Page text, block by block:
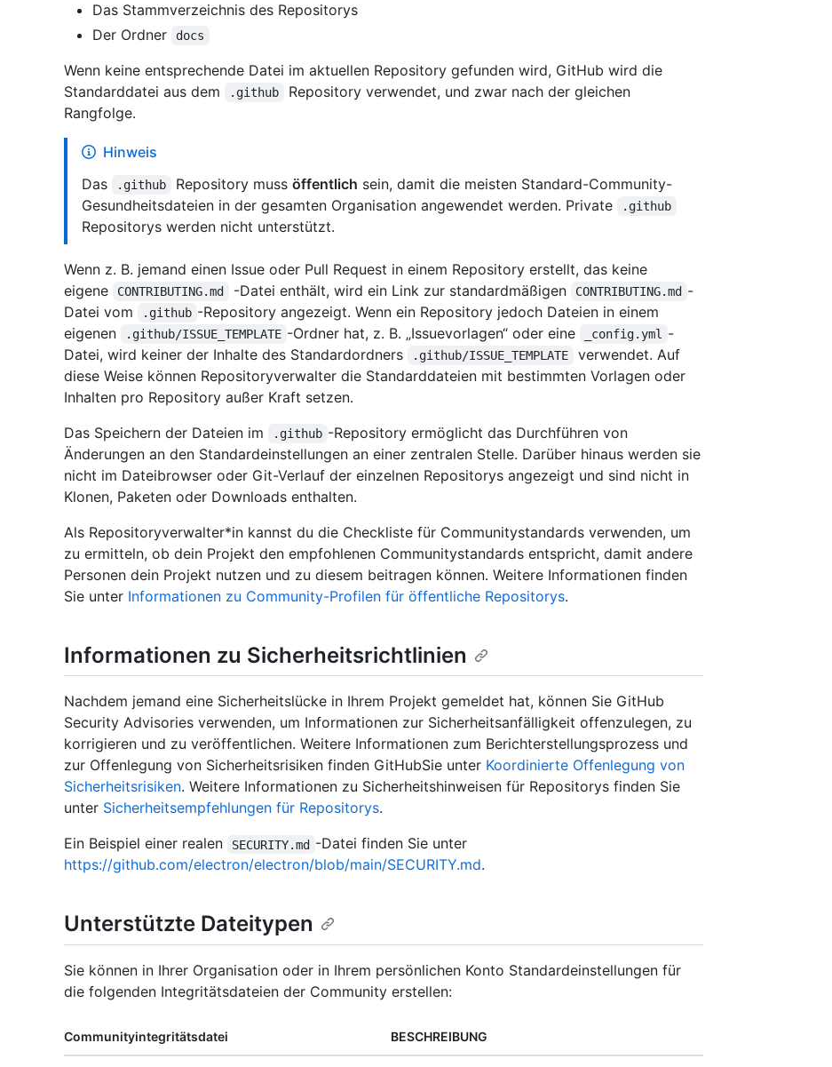
Das Stammverzeichnis des Repositorys
Der Ordner
docs
Wenn keine entsprechende Datei im aktuellen Repository gefunden wird, GitHub wird die
Standarddatei aus dem
.github
Repository verwendet, und zwar nach der gleichen
Rangfolge.
Hinweis
Das
.github Repository muss öffentlich sein, damit die meisten Standard-Community-
Gesundheitsdateien in der gesamten Organisation angewendet werden. Private
.github
Repositorys werden nicht unterstützt.
Wenn z. B. jemand einen Issue oder Pull Request in einem Repository erstellt, das keine
eigene
CONTRIBUTING.md -Datei enthält, wird ein Link zur standardmäßigen CONTRIBUTING.md -
Datei vom
.github -Repository angezeigt. Wenn ein Repository jedoch Dateien in einem
eigenen
.github/ISSUE_TEMPLATE -Ordner hat, z. B. „Issuevorlagen“ oder eine _config.yml
-
Datei, wird keiner der Inhalte des Standardordners
.github/ISSUE_TEMPLATE
verwendet. Auf
diese Weise können Repositoryverwalter die Standarddateien mit bestimmten Vorlagen oder
Inhalten pro Repository außer Kraft setzen.
Das Speichern der Dateien im
.github -Repository ermöglicht das Durchführen von
Änderungen an den Standardeinstellungen an einer zentralen Stelle. Darüber hinaus werden sie
nicht im Dateibrowser oder Git-Verlauf der einzelnen Repositorys angezeigt und sind nicht in
Klonen, Paketen oder Downloads enthalten.
Als Repositoryverwalter*in kannst du die Checkliste für Communitystandards verwenden, um
zu ermitteln, ob dein Projekt den empfohlenen Communitystandards entspricht, damit andere
Personen dein Projekt nutzen und zu diesem beitragen können. Weitere Informationen finden
Sie unter Informationen zu Community-Profilen für öffentliche Repositorys.
Informationen zu Sicherheitsrichtlinien
Nachdem jemand eine Sicherheitslücke in Ihrem Projekt gemeldet hat, können Sie GitHub
Security Advisories verwenden, um Informationen zur Sicherheitsanfälligkeit offenzulegen, zu
korrigieren und zu veröffentlichen. Weitere Informationen zum Berichterstellungsprozess und
zur Offenlegung von Sicherheitsrisiken finden GitHubSie unter Koordinierte Offenlegung von
Sicherheitsrisiken. Weitere Informationen zu Sicherheitshinweisen für Repositorys finden Sie
unter Sicherheitsempfehlungen für Repositorys.
Ein Beispiel einer realen
SECURITY.md -Datei finden Sie unter
https://github.com/electron/electron/blob/main/SECURITY.md.
Unterstützte Dateitypen
Sie können in Ihrer Organisation oder in Ihrem persönlichen Konto Standardeinstellungen für
die folgenden Integritätsdateien der Community erstellen:
Communityintegritätsdatei BESCHREIBUNG